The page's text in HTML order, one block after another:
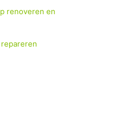
renoveren en